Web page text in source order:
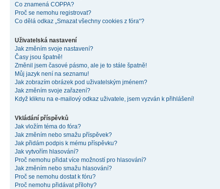
Co znamená COPPA?
Proč se nemohu registrovat?
Co dělá odkaz „Smazat všechny cookies z fóra“?
Uživatelská nastavení
Jak změním svoje nastavení?
Časy jsou špatně!
Změnil jsem časové pásmo, ale je to stále špatně!
Můj jazyk není na seznamu!
Jak zobrazím obrázek pod uživatelským jménem?
Jak změním svoje zařazení?
Když kliknu na e-mailový odkaz uživatele, jsem vyzván k přihlášení!
Vkládání příspěvků
Jak vložím téma do fóra?
Jak změním nebo smažu příspěvek?
Jak přidám podpis k mému příspěvku?
Jak vytvořím hlasování?
Proč nemohu přidat více možností pro hlasování?
Jak změním nebo smažu hlasování?
Proč se nemohu dostat k fóru?
Proč nemohu přidávat přílohy?